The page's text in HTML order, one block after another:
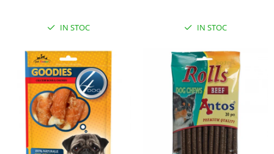
IN STOC IN STOC